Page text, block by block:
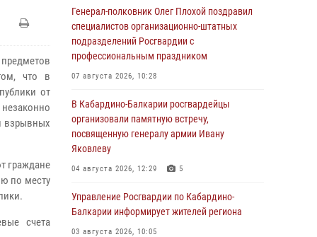
что в
от
взрывных
граждане
по месту
счета
Генерал-полковник Олег Плохой поздравил
специалистов организационно-штатных
подразделений Росгвардии с
профессиональным праздником
07 августа 2026, 10:28
В Кабардино-Балкарии росгвардейцы
организовали памятную встречу,
посвященную генералу армии Ивану
Яковлеву
04 августа 2026, 12:29 5
Управление Росгвардии по Кабардино-
Балкарии информирует жителей региона
03 августа 2026, 10:05